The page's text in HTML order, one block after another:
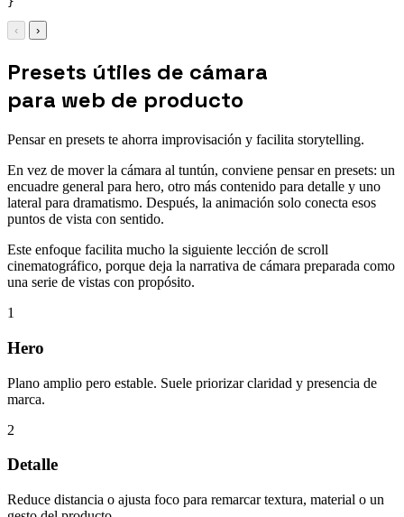
‹ ›
Presets útiles de cámara
para web de producto
Pensar en presets te ahorra improvisación y facilita storytelling.
En vez de mover la cámara al tuntún, conviene pensar en presets: un
encuadre general para hero, otro más contenido para detalle y uno
lateral para dramatismo. Después, la animación solo conecta esos
puntos de vista con sentido.
Este enfoque facilita mucho la siguiente lección de scroll
cinematográfico, porque deja la narrativa de cámara preparada como
una serie de vistas con propósito.
1
Hero
Plano amplio pero estable. Suele priorizar claridad y presencia de
marca.
2
Detalle
Reduce distancia o ajusta foco para remarcar textura, material o un